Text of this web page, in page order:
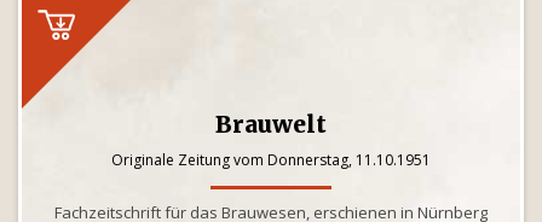
Brauwelt
Originale Zeitung vom Donnerstag, 11.10.1951
Fachzeitschrift für das Brauwesen, erschienen in Nürnberg